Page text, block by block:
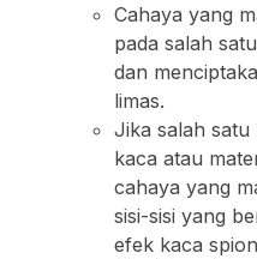
Cahaya yang
pada salah
dan
limas.
Jika salah
kaca atau
cahaya yang
sisi-sisi yang
efek kaca